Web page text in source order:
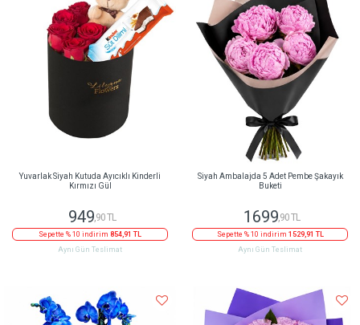
Yuvarlak Siyah Kutuda Ayıcıklı Kinderli
Kırmızı Gül
949,90 TL
Sepette % 10 indirim 854,91 TL
Aynı Gün Teslimat
Siyah Ambalajda 5 Adet Pembe Şakayık
Buketi
1699,90 TL
Sepette % 10 indirim 1529,91 TL
Aynı Gün Teslimat